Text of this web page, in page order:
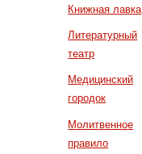
Книжная лавка
Литературный
театр
Медицинский
городок
Молитвенное
правило